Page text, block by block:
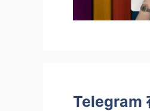
Telegram